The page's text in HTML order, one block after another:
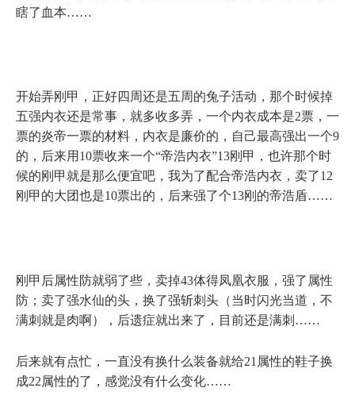
瞎了血本……
开始弄刚甲，正好四周还是五周的兔子活动，那个时候掉
五强内衣还是常事，就多收多弄，一个内衣成本是2票，一
票的炎帝一票的材料，内衣是廉价的，自己最高强出一个9
的，后来用 10票收来一个“帝浩内衣”13刚甲，也许那个时
候的刚甲就是那么便宜吧，我为了配合帝浩内衣，卖了12
刚甲的大团也是10票出的，后来强了个13刚的帝浩盾……
刚甲后属性防就弱了些，卖掉43体得凤凰衣服，强了属性
防；卖了强水仙的头，换了强斩刺头（当时闪光当道，不
满刺就是肉啊），后遗症就出来了，目前还是满刺……
后来就有点忙，一直没有换什么装备就给21 属性的鞋子换
成22属性的了，感觉没有什么变化……